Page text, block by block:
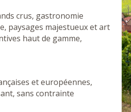
crus, gastronomie
paysages majestueux et art
haut de gamme,
et européennes,
sans contrainte